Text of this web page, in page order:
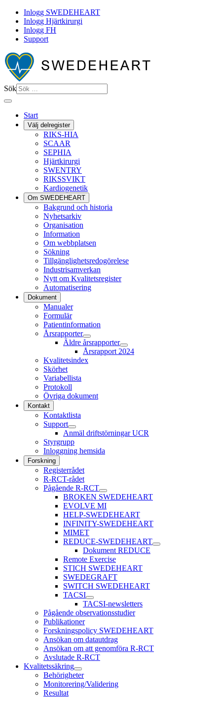
Inlogg SWEDEHEART
Inlogg Hjärtkirurgi
Inlogg FH
Support
Sök
Start
Välj delregister
RIKS-HIA
SCAAR
SEPHIA
Hjärtkirurgi
SWENTRY
RIKSSVIKT
Kardiogenetik
Om SWEDEHEART
Bakgrund och historia
Nyhetsarkiv
Organisation
Information
Om webbplatsen
Sökning
Tillgänglighetsredogörelese
Industrisamverkan
Nytt om Kvalitetsregister
Automatisering
Dokument
Manualer
Formulär
Patientinformation
Årsrapporter
Äldre årsrapporter
Årsrapport 2024
Kvalitetsindex
Skörhet
Variabellista
Protokoll
Övriga dokument
Kontakt
Kontaktlista
Support
Anmäl driftstörningar UCR
Styrgrupp
Inloggning hemsida
Forskning
Registerrådet
R-RCT-rådet
Pågående R-RCT
BROKEN SWEDEHEART
EVOLVE MI
HELP-SWEDEHEART
INFINITY-SWEDEHEART
MIMET
REDUCE-SWEDEHEART
Dokument REDUCE
Remote Exercise
STICH SWEDEHEART
SWEDEGRAFT
SWITCH SWEDEHEART
TACSI
TACSI-newsletters
Pågående observationsstudier
Publikationer
Forskningspolicy SWEDEHEART
Ansökan om datautdrag
Ansökan om att genomföra R-RCT
Avslutade R-RCT
Kvalitetssäkring
Behörigheter
Monitorering/Validering
Resultat